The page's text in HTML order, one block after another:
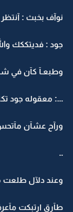
نوآف بخبث : آنتظر
جود : فديتككك
وطبعـآ كآن في
...: معقوله جود
ورآح عشآن
..
وعند دلآل طلعت
طآرق ارتبكت